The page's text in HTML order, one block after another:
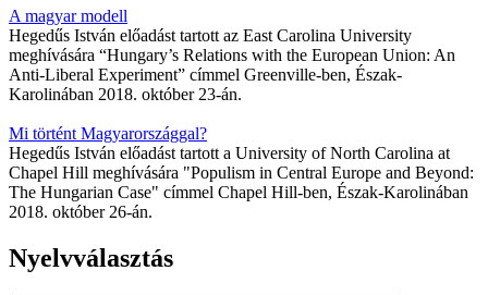
A magyar modell
Hegedűs István előadást tartott az East Carolina University
meghívására “Hungary’s Relations with the European Union: An
Anti-Liberal Experiment” címmel Greenville-ben, Észak-
Karolinában 2018. október 23-án.
Mi történt Magyarországgal?
Hegedűs István előadást tartott a University of North Carolina at
Chapel Hill meghívására "Populism in Central Europe and Beyond:
The Hungarian Case" címmel Chapel Hill-ben, Észak-Karolinában
2018. október 26-án.
Nyelvválasztás